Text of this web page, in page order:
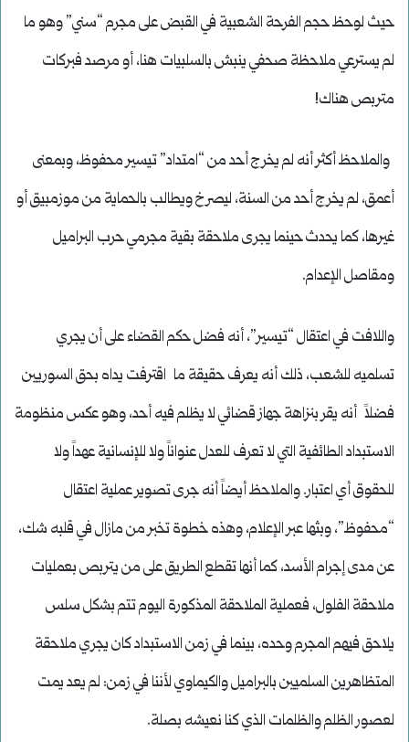
حيث لوحظ حجم الفرحة الشعبية في القبض على مجرم “سني” وهو ما
لم يسترعي ملاحظة صحفي ينبش بالسلبيات هنا، أو مرصد فبركات
متربص هناك!
والملاحظ أكثر أنه لم يخرج أحد من “امتداد” تيسير محفوظ، وبمعنى
أعمق، لم يخرج أحد من السنة، ليصرخ ويطالب بالحماية من موزمبيق أو
غيرها، كما يحدث حينما يجرى ملاحقة بقية مجرمي حرب البراميل
ومقاصل الإعدام.
واللافت في اعتقال “تيسير”، أنه فضل حكم القضاء على أن يجري
تسلميه للشعب، ذلك أنه يعرف حقيقة ما اقترفت يداه بحق السوريين
فضلاً أنه يقر بنزاهة جهاز قضائي لا يظلم فيه أحد، وهو عكس منظومة
الاستبداد الطائفية التي لا تعرف للعدل عنواناً ولا للإنسانية عهداً ولا
للحقوق أي اعتبار. والملاحظ أيضاً أنه جرى تصوير عملية اعتقال
“محفوظ”، وبثها عبر الإعلام، وهذه خطوة تخبر من مازال في قلبه شك،
عن مدى إجرام الأسد، كما أنها تقطع الطريق على من يتربص بعمليات
ملاحقة الفلول، فعملية الملاحقة المذكورة اليوم تتم بشكل سلس
يلاحق فيهم المجرم وحده، بينما في زمن الاستبداد كان يجري ملاحقة
المتظاهرين السلميين بالبراميل والكيماوي لأننا في زمن: لم يعد يمت
لعصور الظلم والظلمات الذي كنا نعيشه بصلة.